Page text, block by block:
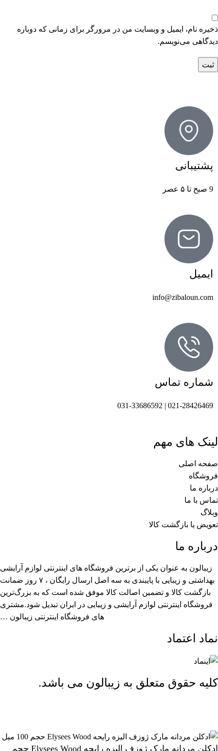
ذخیره نام، ایمیل و وبسایت من در مرورگر برای زمانی که دوباره
دیدگاهی می‌نویسم.
پشتیبانی
9 صبح تا ۵ عصر
ایمیل
info@zibaloun.com
شماره تماس
021-28426469 | 031-33686592
لینک های مهم
صفحه اصلی
فروشگاه
درباره ما
تماس با ما
وبلاگ
تعویض یا بازگشت کالا
درباره ما
زیبالون به عنوان یکی از برترین فروشگاه های اینترنتی لوازم آرایشی
بهداشتی و زیبایی با پایبندی به سه اصل ارسال رایگان ، ۷ روز ضمانت
بازگشت کالا و تضمین اصالت کالا موفق شده است که به بزرگ‌ترین
فروشگاه اینترنتی لوازم آرایشی و زیبایی در ایران تبدیل شود.مشتری
های فروشگاه اینترنتی زیبالون …
نماد اعتماد
کلیه حقوق متعلق به زیبالون می باشد.
ادکلن مردانه مارک ژوزف الیزه رایحه Elysees Wood حجم